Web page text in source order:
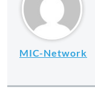
MIC-Network